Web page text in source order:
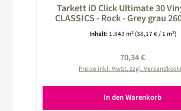
Tarkett iD Click Ultimate 30
CLASSICS - Rock - Grey grau
Inhalt: 1.843 m² (38,17 € / 1 m²)
Regulärer Preis:
70,34 €
Preise inkl. MwSt. zzgl.
In den Warenkorb